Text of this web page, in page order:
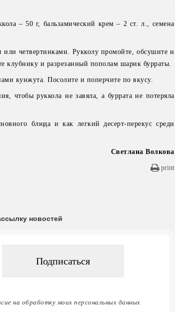
– 50 г, бальзамический крем – 2 ст. л., семена
четвертинками. Рукколу промойте, обсушите и
клубнику и разрезанный пополам шарик бурраты.
кунжута. Посолите и поперчите по вкусу.
чтобы руккола не завяла, а буррата не потеряла
блюда и как легкий десерт-перекус среди
Светлана Волкова
print
новостей
на обработку моих персональных данных